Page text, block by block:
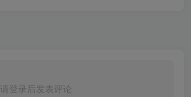
请登录后发表评论